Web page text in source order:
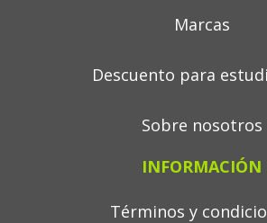
Marcas
Descuento para
Sobre nosotros
INFORMACIÓN
Términos y